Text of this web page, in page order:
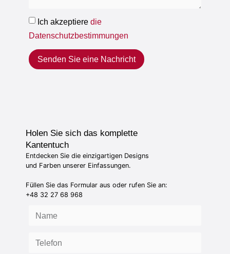
Ich akzeptieredie
Datenschutzbestimmungen
Senden Sie eine Nachricht
Holen Sie sich das komplette
Kantentuch
Entdecken Sie die einzigartigen Designs
und Farben unserer Einfassungen.
Füllen Sie das Formular aus oder rufen Sie an:
+48 32 27 68 968